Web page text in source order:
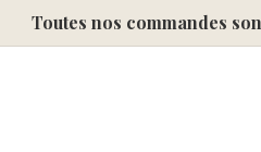
Toutes nos commandes